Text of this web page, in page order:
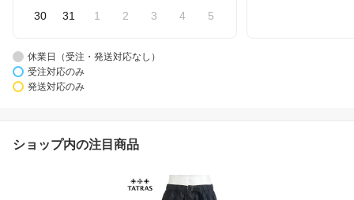
30 31 1 2 3 4 5
休業日（受注・発送対応なし）
受注対応のみ
発送対応のみ
ショップ内の注目商品